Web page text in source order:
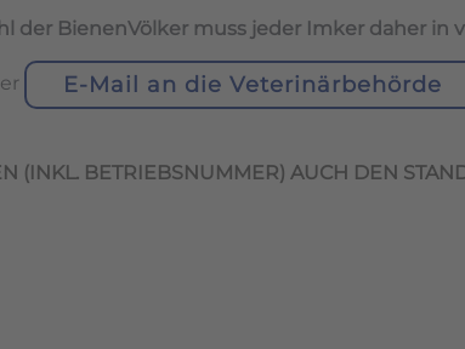
der BienenVölker muss jeder Imker daher
E-Mail an die Veterinärbehörde
(INKL. BETRIEBSNUMMER) AUCH DEN